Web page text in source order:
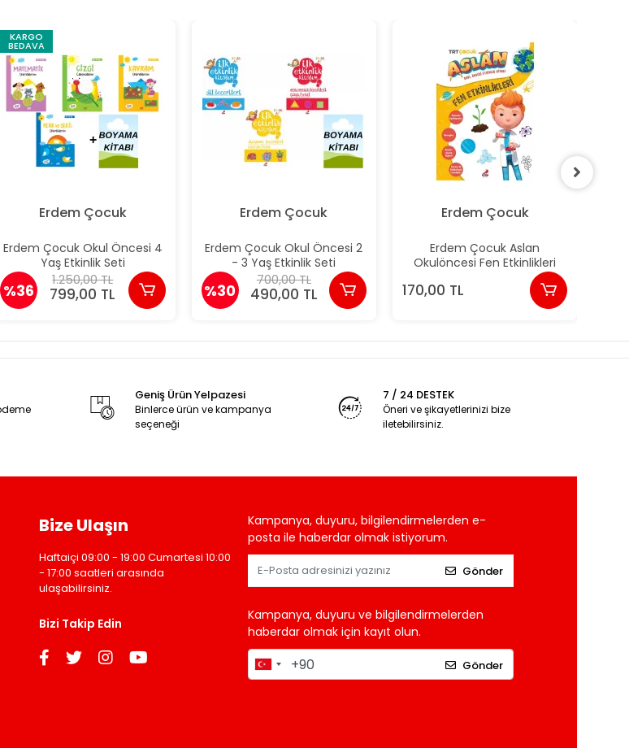
KARGO
BEDAVA
Erdem Çocuk
Erdem Çocuk Okul Öncesi 4
Yaş Etkinlik Seti
%36
1.250,00 TL
799,00 TL
Erdem Çocuk
Erdem Çocuk Okul Öncesi 2
- 3 Yaş Etkinlik Seti
%30
700,00 TL
490,00 TL
Erdem Çocuk
Erdem Çocuk Aslan
Okulöncesi Fen Etkinlikleri
170,00 TL
Geniş Ürün Yelpazesi
Binlerce ürün ve kampanya
seçeneği
7 / 24 DESTEK
Öneri ve şikayetlerinizi bize
iletebilirsiniz.
Bize Ulaşın
Haftaiçi 09:00 - 19:00 Cumartesi 10:00
- 17:00 saatleri arasında
ulaşabilirsiniz.
Bizi Takip Edin
Kampanya, duyuru, bilgilendirmelerden e-
posta ile haberdar olmak istiyorum.
Gönder
Kampanya, duyuru ve bilgilendirmelerden
haberdar olmak için kayıt olun.
Gönder